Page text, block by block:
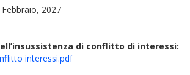
2027
di conflitto di interessi:
interessi.pdf